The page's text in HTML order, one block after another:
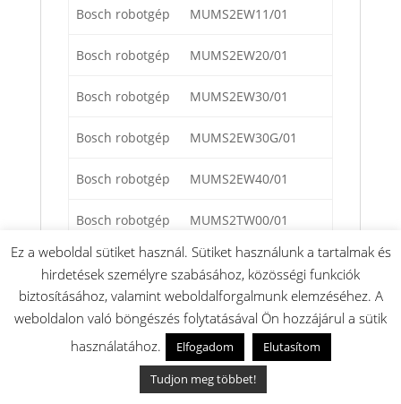
Bosch robotgép MUMS2EW11/01
Bosch robotgép MUMS2EW20/01
Bosch robotgép MUMS2EW30/01
Bosch robotgép MUMS2EW30G/01
Bosch robotgép MUMS2EW40/01
Bosch robotgép MUMS2TW00/01
Bosch robotgép MUMS2TW01/01
Bosch robotgép MUMS2TW30/01
Bosch robotgép MUMS2VM00/01
Bosch robotgép MUMS2VM40/01
Ez a weboldal sütiket használ. Sütiket használunk a tartalmak és
hirdetések személyre szabásához, közösségi funkciók
biztosításához, valamint weboldalforgalmunk elemzéséhez. A
weboldalon való böngészés folytatásával Ön hozzájárul a sütik
használatához.
Elfogadom
Elutasítom
Tudjon meg többet!